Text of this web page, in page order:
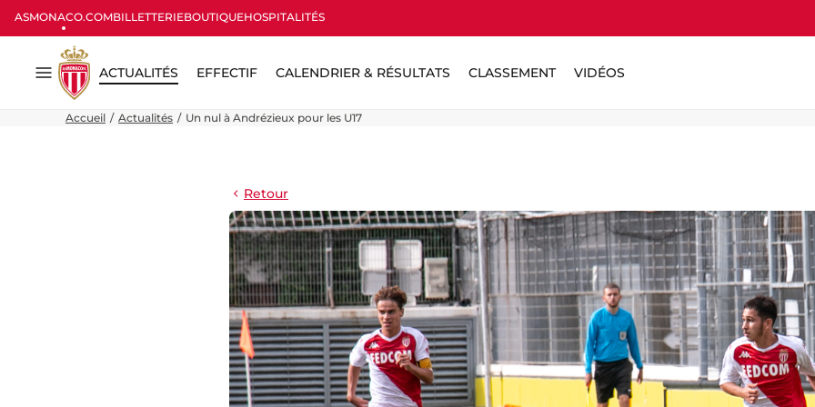
ASMONACO.COMBILLETTERIEBOUTIQUEHOSPITALITÉS
Menu
ACTUALITÉS EFFECTIF CALENDRIER & RÉSULTATS CLASSEMENT VIDÉOS
Accueil Actualités Un nul à Andrézieux pour les U17
Retour